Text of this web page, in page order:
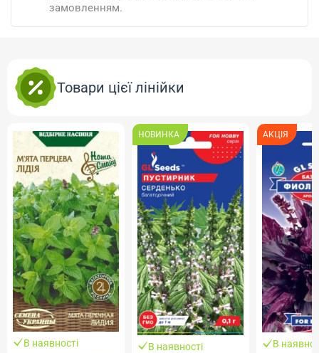
замовленням.
Товари цієї лінійки
В наявності
НОВИНКА
В наявності
АКЦІЯ
В